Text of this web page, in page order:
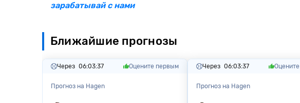
зарабатывай с нами
Ближайшие прогнозы
Через 06:03:36 Оцените первым
Прогноз на Hagen
Через 06:03:36
Прогноз на Hagen